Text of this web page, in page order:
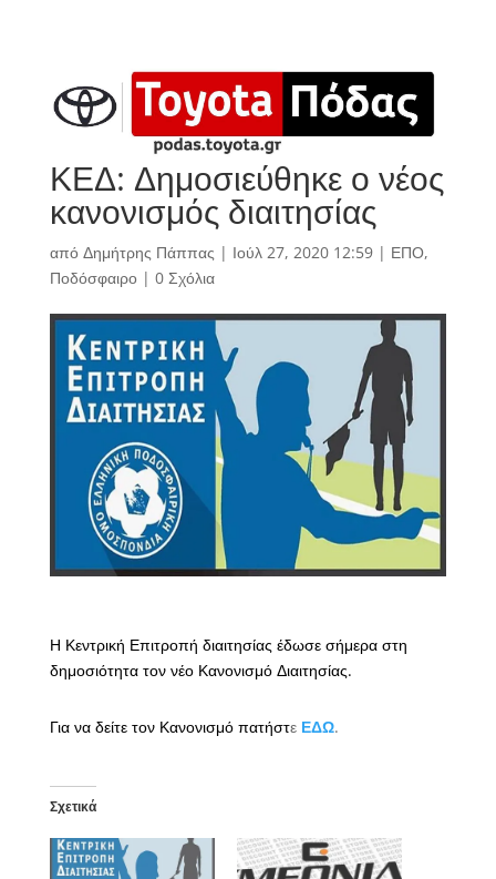
ΚΕΔ: Δημοσιεύθηκε ο νέος
κανονισμός διαιτησίας
από Δημήτρης Πάππας | Ιούλ 27, 2020 12:59| ΕΠΟ,
Ποδόσφαιρο| 0 Σχόλια
Η Κεντρική Επιτροπή διαιτησίας έδωσε σήμερα στη
δημοσιότητα τον νέο Κανονισμό Διαιτησίας.
Για να δείτε τον Κανονισμό πατήστε ΕΔΩ.
Σχετικά